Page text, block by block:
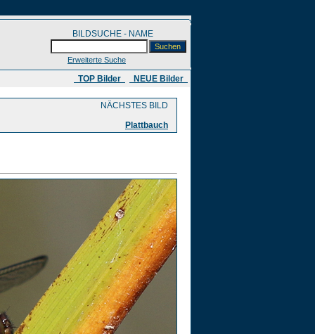
BILDSUCHE - NAME
Erweiterte Suche
​ TOP Bilder NEUE Bilder
NÄCHSTES BILD
Plattbauch